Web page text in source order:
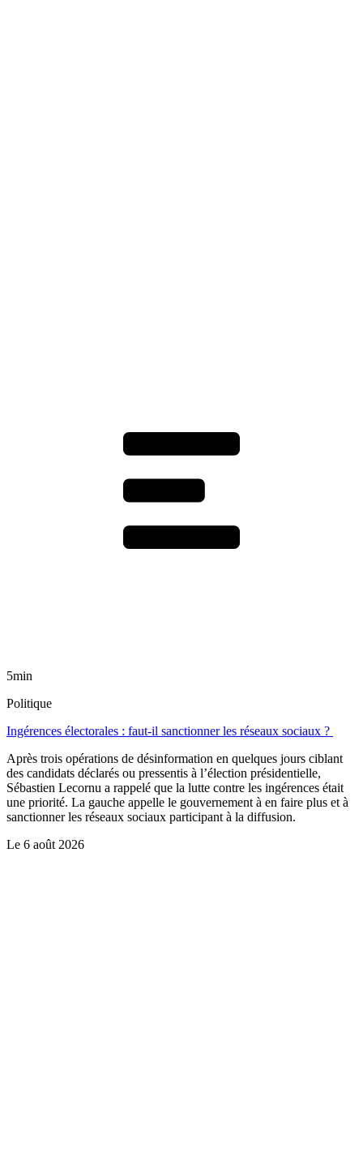
5min
Politique
Ingérences électorales : faut-il sanctionner les réseaux sociaux ?
Après trois opérations de désinformation en quelques jours ciblant
des candidats déclarés ou pressentis à l’élection présidentielle,
Sébastien Lecornu a rappelé que la lutte contre les ingérences était
une priorité. La gauche appelle le gouvernement à en faire plus et à
sanctionner les réseaux sociaux participant à la diffusion.
Le 6 août 2026